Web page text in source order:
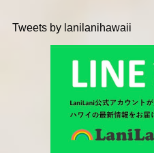
Tweets by lanilanihawaii